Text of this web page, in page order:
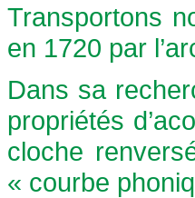
Transportons
en 1720 par
Dans sa
propriétés
cloche
« courbe